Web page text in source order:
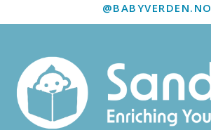
@BABYVERDEN.NO